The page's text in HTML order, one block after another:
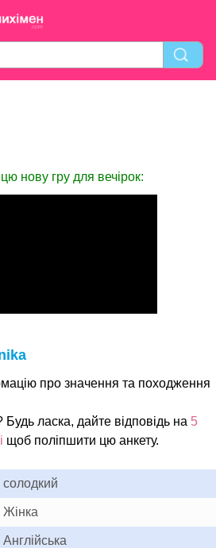
нову гру для вечірок:
про значення та походження
ласка, дайте відповідь на 5
щоб поліпшити цю анкету.
солодкий
Жінка
Англійська